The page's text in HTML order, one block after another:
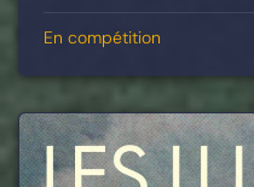
En compétition